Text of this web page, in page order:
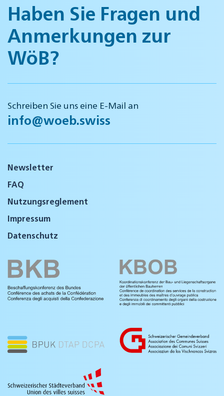
Haben Sie Fragen und
Anmerkungen zur
WöB?
Schreiben Sie uns eine E-Mail an
info@woeb.swiss
Newsletter
FAQ
Nutzungsreglement
Impressum
Datenschutz